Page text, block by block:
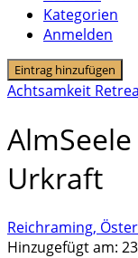
Kategorien
Anmelden
Eintrag hinzufügen
Achtsamkeit
Urkraft
Reichraming,
Hinzugefügt am: